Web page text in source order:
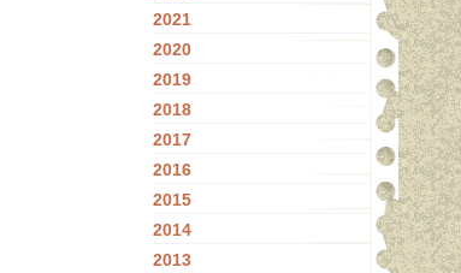
2021
2020
2019
2018
2017
2016
2015
2014
2013